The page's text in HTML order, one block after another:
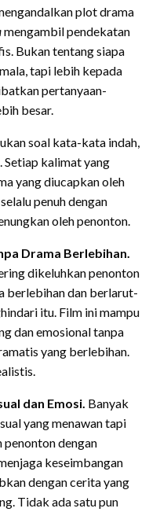
plot drama
mengambil pendekatan
Bukan tentang siapa
tapi lebih kepada
pertanyaan-
besar.
soal kata-kata indah,
Setiap kalimat yang
yang diucapkan oleh
penuh dengan
oleh penonton.
Drama Berlebihan.
dikeluhkan penonton
berlebihan dan berlarut-
itu. Film ini mampu
dan emosional tanpa
yang berlebihan.
dan Emosi. Banyak
yang menawan tapi
penonton dengan
keseimbangan
dengan cerita yang
Tidak ada satu pun